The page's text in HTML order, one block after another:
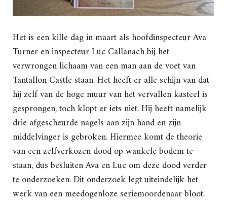
Het is een kille dag in maart als hoofdinspecteur Ava
Turner en inspecteur Luc Callanach bij het
verwrongen lichaam van een man aan de voet van
Tantallon Castle staan. Het heeft er alle schijn van dat
hij zelf van de hoge muur van het vervallen kasteel is
gesprongen, toch klopt er iets niet. Hij heeft namelijk
drie afgescheurde nagels aan zijn hand en zijn
middelvinger is gebroken. Hiermee komt de theorie
van een zelfverkozen dood op wankele bodem te
staan, dus besluiten Ava en Luc om deze dood verder
te onderzoeken. Dit onderzoek legt uiteindelijk het
werk van een meedogenloze seriemoordenaar bloot.